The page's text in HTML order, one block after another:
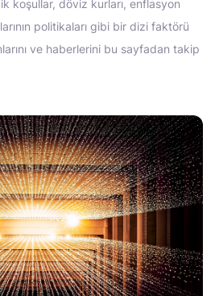
koşullar, döviz kurları, enflasyon
politikaları gibi bir dizi faktörü
ve haberlerini bu sayfadan takip